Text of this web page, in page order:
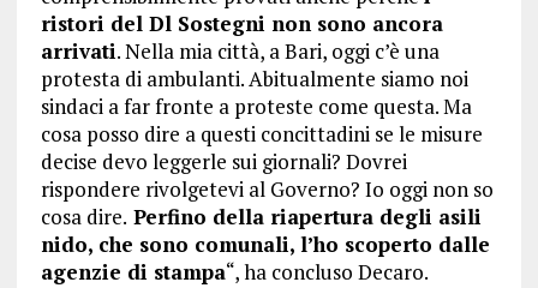
ristori del Dl Sostegni non sono ancora
arrivati. Nella mia città, a Bari, oggi c’è una
protesta di ambulanti. Abitualmente siamo noi
sindaci a far fronte a proteste come questa. Ma
cosa posso dire a questi concittadini se le misure
decise devo leggerle sui giornali? Dovrei
rispondere rivolgetevi al Governo? Io oggi non so
cosa dire. Perfino della riapertura degli asili
nido, che sono comunali, l’ho scoperto dalle
agenzie di stampa“, ha concluso Decaro.